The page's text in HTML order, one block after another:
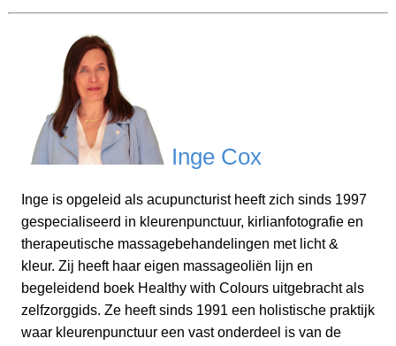
Inge Cox
Inge is opgeleid als acupuncturist heeft zich sinds 1997
gespecialiseerd in kleurenpunctuur, kirlianfotografie en
therapeutische massagebehandelingen met licht &
kleur. Zij heeft haar eigen massageoliën lijn en
begeleidend boek Healthy with Colours uitgebracht als
zelfzorggids. Ze heeft sinds 1991 een holistische praktijk
waar kleurenpunctuur een vast onderdeel is van de